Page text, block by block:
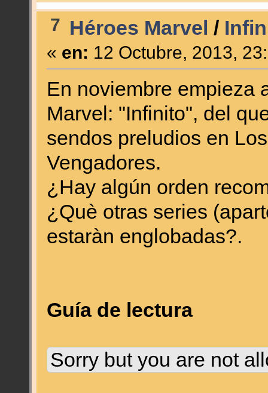
7 Héroes Marvel /
« en: 12 Octubre, 2013,
En noviembre empieza
Marvel: "Infinito", del
sendos preludios en
Vengadores.
¿Hay algún orden
¿Què otras series
estaràn englobadas?.
Guía de lectura
Sorry but you are not